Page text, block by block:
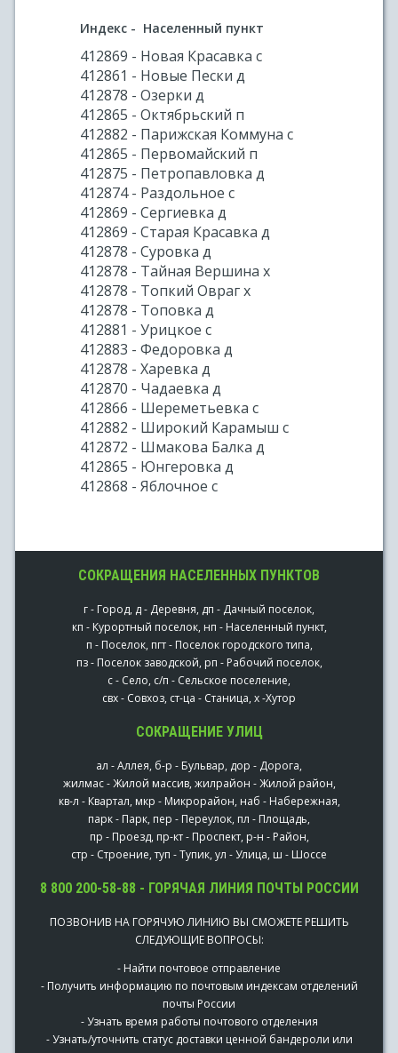
Индекс - Населенный пункт
412869 - Новая Красавка с
412861 - Новые Пески д
412878 - Озерки д
412865 - Октябрьский п
412882 - Парижская Коммуна с
412865 - Первомайский п
412875 - Петропавловка д
412874 - Раздольное с
412869 - Сергиевка д
412869 - Старая Красавка д
412878 - Суровка д
412878 - Тайная Вершина х
412878 - Топкий Овраг х
412878 - Топовка д
412881 - Урицкое с
412883 - Федоровка д
412878 - Харевка д
412870 - Чадаевка д
412866 - Шереметьевка с
412882 - Широкий Карамыш с
412872 - Шмакова Балка д
412865 - Юнгеровка д
412868 - Яблочное с
СОКРАЩЕНИЯ НАСЕЛЕННЫХ ПУНКТОВ
г - Город, д - Деревня, дп - Дачный поселок,
кп - Курортный поселок, нп - Населенный пункт,
п - Поселок, пгт - Поселок городского типа,
пз - Поселок заводской, рп - Рабочий поселок,
с - Село, с/п - Сельское поселение,
свх - Совхоз, ст-ца - Станица, х -Хутор
СОКРАЩЕНИЕ УЛИЦ
ал - Аллея, б-р - Бульвар, дор - Дорога,
жилмас - Жилой массив, жилрайон - Жилой район,
кв-л - Квартал, мкр - Микрорайон, наб - Набережная,
парк - Парк, пер - Переулок, пл - Площадь,
пр - Проезд, пр-кт - Проспект, р-н - Район,
стр - Строение, туп - Тупик, ул - Улица, ш - Шоссе
8 800 200-58-88 - ГОРЯЧАЯ ЛИНИЯ ПОЧТЫ РОССИИ
ПОЗВОНИВ НА ГОРЯЧУЮ ЛИНИЮ ВЫ СМОЖЕТЕ РЕШИТЬ
СЛЕДУЮЩИЕ ВОПРОСЫ:
- Найти почтовое отправление
- Получить информацию по почтовым индексам отделений
почты России
- Узнать время работы почтового отделения
- Узнать/уточнить статус доставки ценной бандероли или